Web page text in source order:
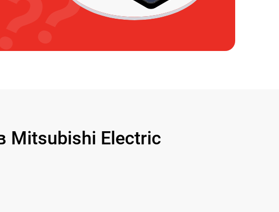
Mitsubishi Electric